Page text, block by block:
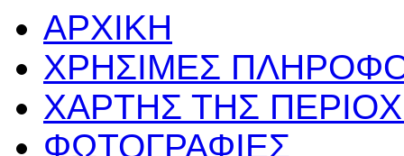
ΑΡΧΙΚΗ
ΧΡΗΣΙΜΕΣ
ΧΑΡΤΗΣ ΤΗΣ
ΦΩΤΟΓΡΑΦΙΕΣ